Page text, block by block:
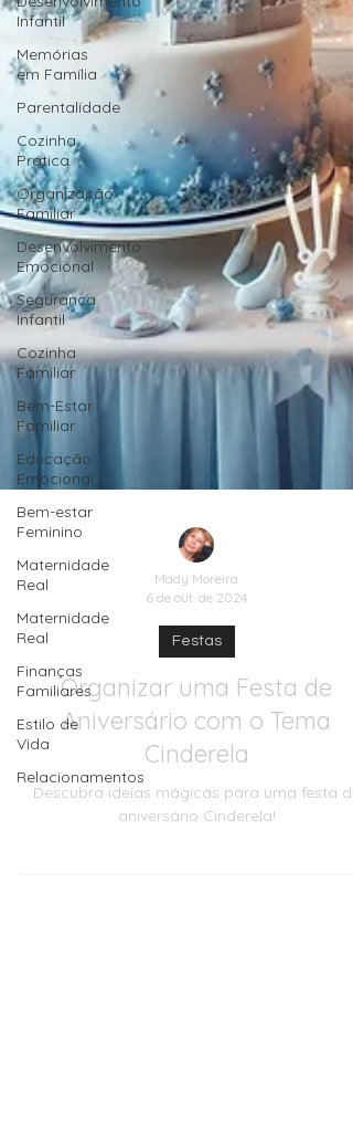
Infantil
Memórias
em Família
Parentalidade
Cozinha
Prática
Organização
Familiar
Desenvolvimento
Emocional
Segurança
Infantil
Cozinha
Familiar
Bem-Estar
Familiar
Educação
Emocional
Bem-estar
Feminino
Maternidade
Real
Maternidade
Real
Finanças
Familiares
Estilo de
Vida
Relacionamentos
Mady Moreira
6 de out. de 2024
Festas
Organizar uma Festa de
Aniversário com o Tema
Cinderela